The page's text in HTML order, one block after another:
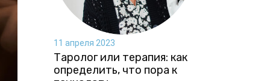
11 апреля 2023
Таролог или терапия: как
определить, что пора к